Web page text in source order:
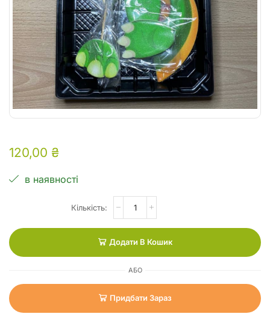
120,00 ₴
в наявності
Додати В Кошик
АБО
Придбати Зараз